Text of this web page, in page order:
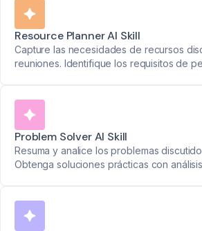
Resource Planner AI Skill
Capture las necesidades de recursos
reuniones. Identifique los requisitos de
Problem Solver AI Skill
Resuma y analice los problemas
Obtenga soluciones prácticas con